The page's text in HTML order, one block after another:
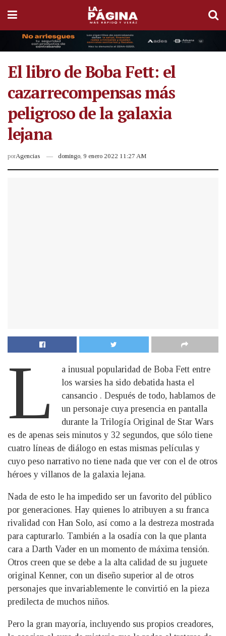
El libro de Boba Fett: el
cazarrecompensas más
peligroso de la galaxia
lejana
porAgencias domingo, 9 enero 2022 11:27 AM
L
a inusual popularidad de Boba Fett entre
los warsies ha sido debatida hasta el
cansancio . Después de todo, hablamos de
un personaje cuya presencia en pantalla
durante la Trilogía Original de Star Wars
es de apenas seis minutos y 32 segundos, que sólo tiene
cuatro líneas de diálogo en estas mismas películas y
cuyo peso narrativo no tiene nada que ver con el de otros
héroes y villanos de la galaxia lejana.
Nada de esto le ha impedido ser un favorito del público
por generaciones. Hay quienes lo atribuyen a su franca
rivalidad con Han Solo, así como a la destreza mostrada
para capturarlo. También a la osadía con la que planta
cara a Darth Vader en un momento de máxima tensión.
Otros creen que se debe a la alta calidad de su juguete
original Kenner, con un diseño superior al de otros
personajes que invariablemente le convirtió en la pieza
predilecta de muchos niños.
Pero la gran mayoría, incluyendo sus propios creadores,